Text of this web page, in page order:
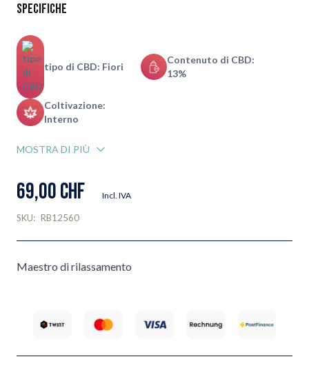
Specifiche
tipo di CBD: Fiori
Contenuto di CBD:
13%
Coltivazione:
Interno
MOSTRA DI PIÙ
69,00 CHF Incl. IVA
SKU: RB12560
Maestro di rilassamento